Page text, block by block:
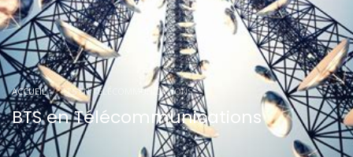
ACCUEIL BTS EN TÉLÉCOMMUNICATIONS
BTS en Télécommunications